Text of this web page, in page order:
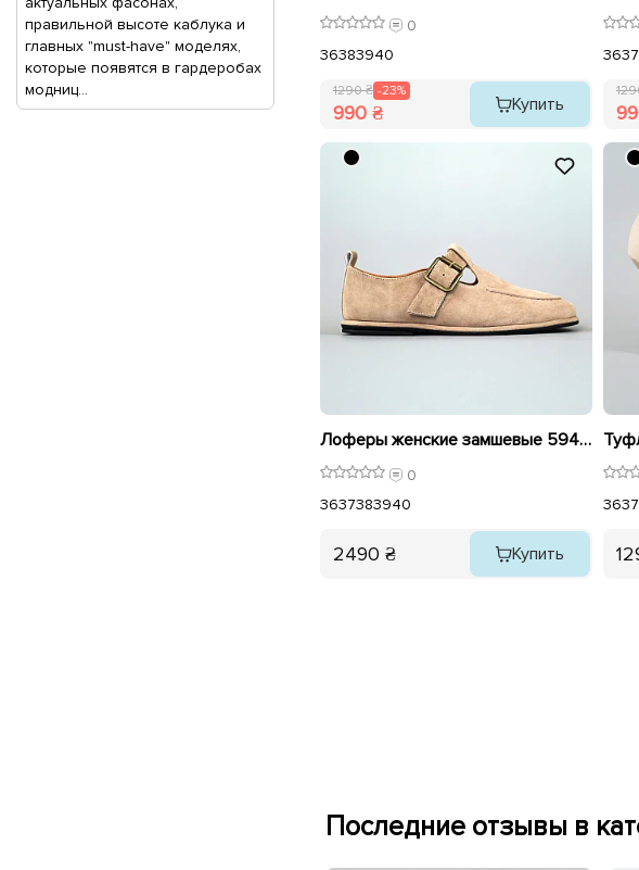
правильной высоте каблука и
главных "must-have" моделях,
которые появятся в гардеробах
модниц...
0
36383940
1290 ₴ -23%
990 ₴ Купить
3637
Лоферы женские замшевые 594323 Бежевые
0
3637383940
2490 ₴ Купить
3637
Последние отзывы в